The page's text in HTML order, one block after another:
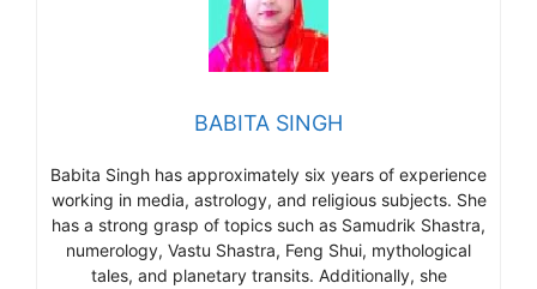
BABITA SINGH
Babita Singh has approximately six years of experience
working in media, astrology, and religious subjects. She
has a strong grasp of topics such as Samudrik Shastra,
numerology, Vastu Shastra, Feng Shui, mythological
tales, and planetary transits. Additionally, she